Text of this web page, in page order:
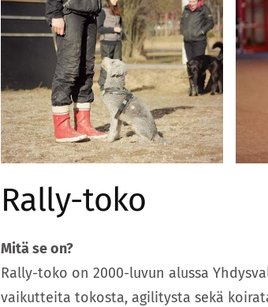
Rally-toko
Mitä se on?
Rally-toko on 2000-luvun alussa
vaikutteita tokosta, agilitysta sekä